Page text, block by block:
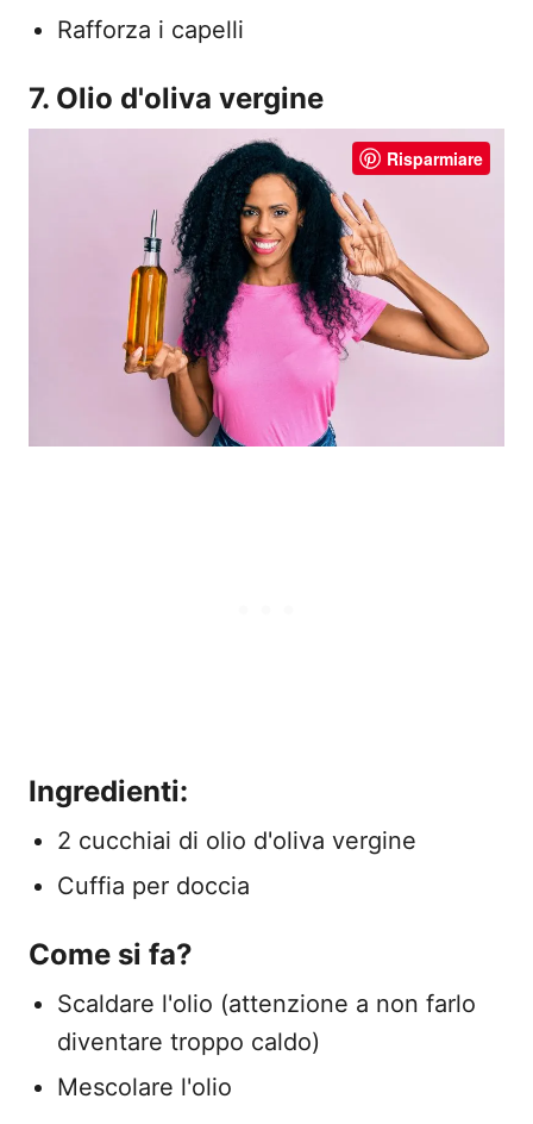
Rafforza i capelli
7. Olio d'oliva vergine
Risparmiare
Ingredienti:
2 cucchiai di olio d'oliva vergine
Cuffia per doccia
Come si fa?
Scaldare l'olio (attenzione a non farlo
diventare troppo caldo)
Mescolare l'olio